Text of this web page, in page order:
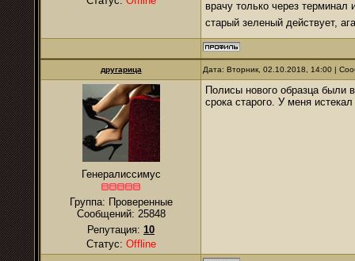
врачу только через терминал
старый зеленый действует,
другарица Дата: Вторник, 02.10.2018, 14:00 |
Генералиссимус
Группа: Проверенные
Сообщений: 25848
Репутация: 10
Статус: Offline
Полисы нового образца были
срока старого. У меня